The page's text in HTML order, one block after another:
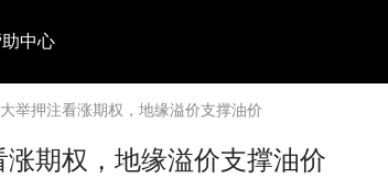
中心
举押注看涨期权，地缘溢价支撑油价
期权，地缘溢价支撑油价